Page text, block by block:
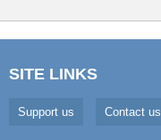
SITE LINKS
Support us Contact us